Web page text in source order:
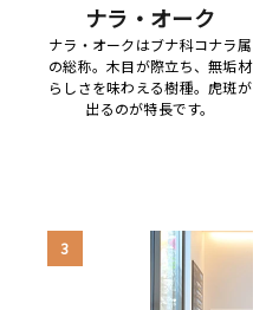
ナラ・オーク
ナラ・オークはブナ科コナラ属
の総称。木目が際立ち、無垢材
らしさを味わえる樹種。虎斑が
出るのが特長です。
3